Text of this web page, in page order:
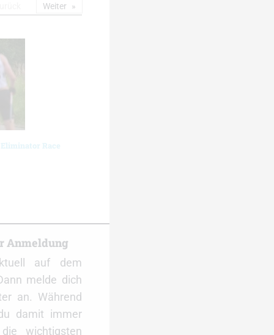
Race
Weiter
Anmeldung
auf dem
melde dich
an. Während
damit immer
wichtigsten